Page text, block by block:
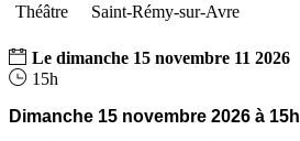
Théâtre Saint-Rémy-sur-Avre
Le dimanche 15 novembre 11 2026
15h
Dimanche 15 novembre 2026 à 15h